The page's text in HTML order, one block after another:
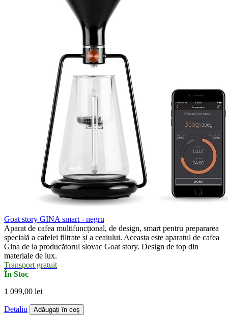
Goat story GINA smart - negru
Aparat de cafea multifuncțional, de design, smart pentru prepararea
specială a cafelei filtrate și a ceaiului. Aceasta este aparatul de cafea
Gina de la producătorul slovac Goat story. Design de top din
materiale de lux.
Transport gratuit
În Stoc
1 099,00 lei
Detaliu Adăugați în coş